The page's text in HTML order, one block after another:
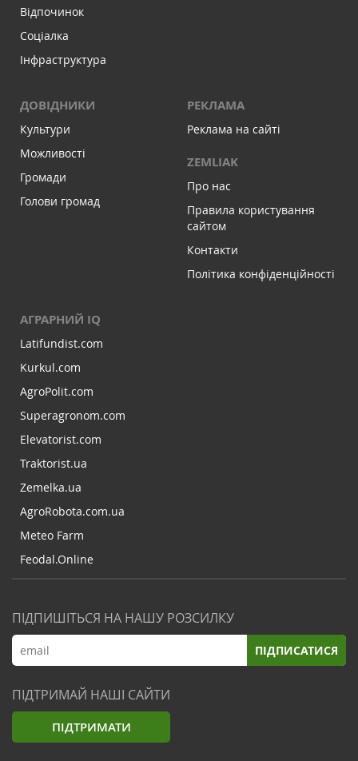
Відпочинок
Соціалка
Інфраструктура
ДОВІДНИКИ
Культури
Можливості
Громади
Голови громад
РЕКЛАМА
Реклама на сайті
ZEMLIAK
Про нас
Правила користування
сайтом
Контакти
Політика конфіденційності
АГРАРНИЙ IQ
Latifundist.com
Kurkul.com
AgroPolit.com
Superagronom.com
Elevatorist.com
Traktorist.ua
Zemelka.ua
AgroRobota.com.ua
Meteo Farm
Feodal.Online
ПІДПИШІТЬСЯ НА НАШУ РОЗСИЛКУ
ПІДПИСАТИСЯ
ПІДТРИМАЙ НАШІ САЙТИ
ПІДТРИМАТИ